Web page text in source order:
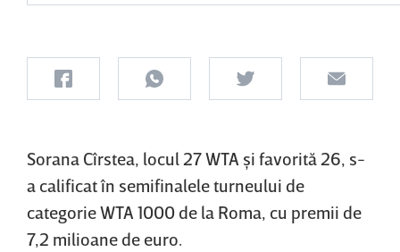
Sorana Cîrstea, locul 27 WTA şi favorită 26, s-
a calificat în semifinalele turneului de
categorie WTA 1000 de la Roma, cu premii de
7,2 milioane de euro.